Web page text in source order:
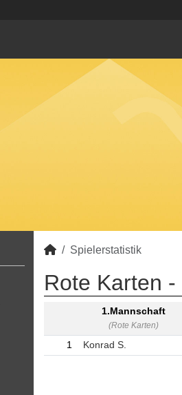
Spielerstatistik
Rote Karten -
1.Mannschaft
(Rote Karten)
1 Konrad S.